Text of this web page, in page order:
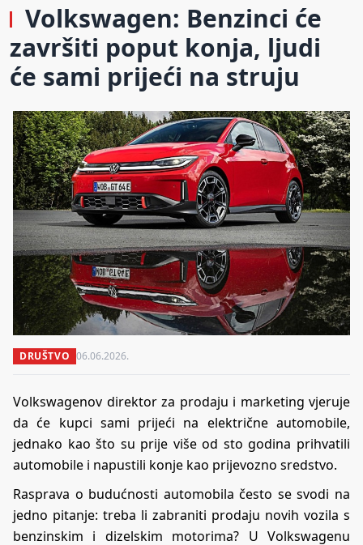
Volkswagen: Benzinci će
završiti poput konja, ljudi
će sami prijeći na struju
DRUŠTVO 06.06.2026.
Volkswagenov direktor za prodaju i marketing vjeruje
da će kupci sami prijeći na električne automobile,
jednako kao što su prije više od sto godina prihvatili
automobile i napustili konje kao prijevozno sredstvo.
Rasprava o budućnosti automobila često se svodi na
jedno pitanje: treba li zabraniti prodaju novih vozila s
benzinskim i dizelskim motorima? U Volkswagenu